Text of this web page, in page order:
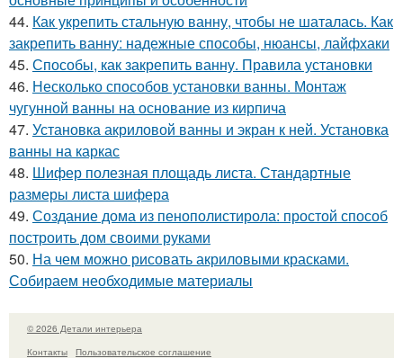
44. Как укрепить стальную ванну, чтобы не шаталась. Как
закрепить ванну: надежные способы, нюансы, лайфхаки
45. Способы, как закрепить ванну. Правила установки
46. Несколько способов установки ванны. Монтаж
чугунной ванны на основание из кирпича
47. Установка акриловой ванны и экран к ней. Установка
ванны на каркас
48. Шифер полезная площадь листа. Стандартные
размеры листа шифера
49. Создание дома из пенополистирола: простой способ
построить дом своими руками
50. На чем можно рисовать акриловыми красками.
Собираем необходимые материалы
© 2026 Детали интерьера
Контакты
Пользовательское соглашение